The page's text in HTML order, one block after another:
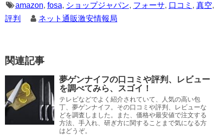
amazon, fosa, ショップジャパン, フォーサ, 口コミ , 真空,
評判
ネット通販激安情報局
関連記事
夢ゲンナイフの口コミや評判、レビュー
を調べてみら、スゴイ！
テレビなどでよく紹介されていて、人気の高い包
丁、夢ゲンナイフ。その口コミや評判、レビューな
どを調査しました。また、価格や最安値で注文する
方法、手入れ、研ぎ方に関することまで気になる方
はどうぞ。